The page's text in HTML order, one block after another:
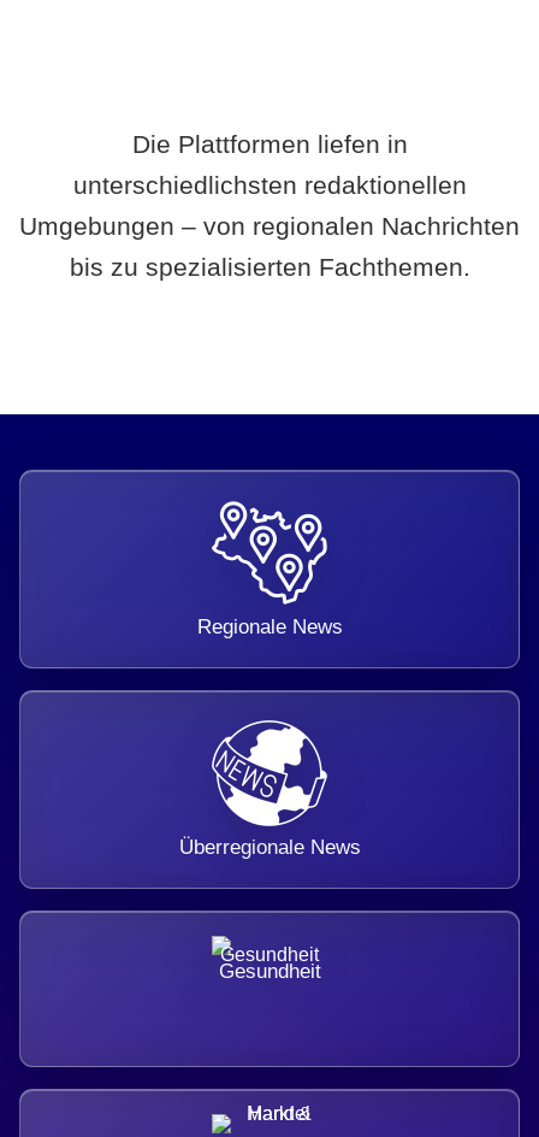
Die Plattformen liefen in
unterschiedlichsten redaktionellen
Umgebungen – von regionalen Nachrichten
bis zu spezialisierten Fachthemen.
Regionale News
Überregionale News
Gesundheit